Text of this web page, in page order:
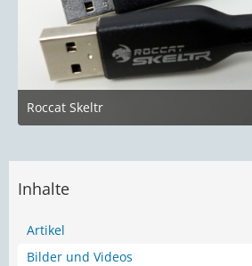
Roccat Skeltr
10. Januar 2019 um 22:51
Inhalte
Artikel
Bilder und Videos